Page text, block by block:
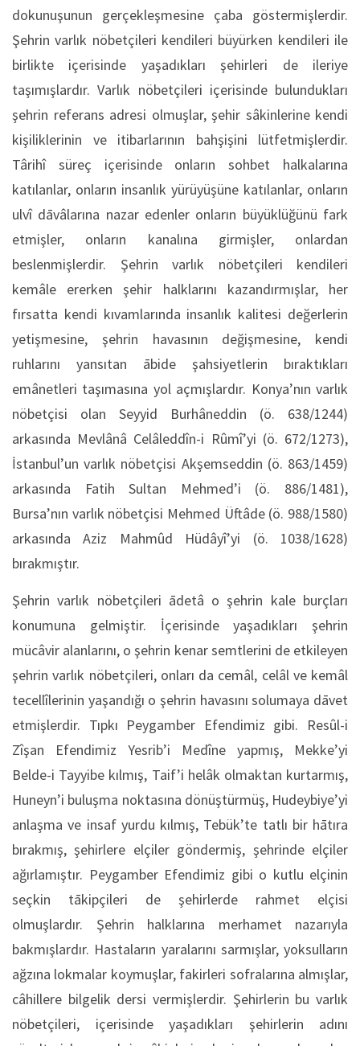
dokunuşunun gerçekleşmesine çaba göstermişlerdir.
Şehrin varlık nöbetçileri kendileri büyürken kendileri ile
birlikte içerisinde yaşadıkları şehirleri de ileriye
taşımışlardır. Varlık nöbetçileri içerisinde bulundukları
şehrin referans adresi olmuşlar, şehir sâkinlerine kendi
kişiliklerinin ve itibarlarının bahşişini lütfetmişlerdir.
Târihî süreç içerisinde onların sohbet halkalarına
katılanlar, onların insanlık yürüyüşüne katılanlar, onların
ulvî dāvâlarına nazar edenler onların büyüklüğünü fark
etmişler, onların kanalına girmişler, onlardan
beslenmişlerdir. Şehrin varlık nöbetçileri kendileri
kemâle ererken şehir halklarını kazandırmışlar, her
fırsatta kendi kıvamlarında insanlık kalitesi değerlerin
yetişmesine, şehrin havasının değişmesine, kendi
ruhlarını yansıtan ābide şahsiyetlerin bıraktıkları
emânetleri taşımasına yol açmışlardır. Konya’nın varlık
nöbetçisi olan Seyyid Burhâneddin (ö. 638/1244)
arkasında Mevlânâ Celâleddîn-i Rûmî’yi (ö. 672/1273),
İstanbul’un varlık nöbetçisi Akşemseddin (ö. 863/1459)
arkasında Fatih Sultan Mehmed’i (ö. 886/1481),
Bursa’nın varlık nöbetçisi Mehmed Üftâde (ö. 988/1580)
arkasındaAziz Mahmûd Hüdâyî’yi (ö. 1038/1628)
bırakmıştır.
Şehrin varlık nöbetçileri ādetâ o şehrin kale burçları
konumuna gelmiştir. İçerisinde yaşadıkları şehrin
mücâvir alanlarını, o şehrin kenar semtlerini de etkileyen
şehrin varlık nöbetçileri, onları da cemâl, celâl ve kemâl
tecellîlerinin yaşandığı o şehrin havasını solumaya dāvet
etmişlerdir. Tıpkı Peygamber Efendimiz gibi. Resûl-i
Zîşan Efendimiz Yesrib’i Medîne yapmış, Mekke’yi
Belde-i Tayyibe kılmış, Taif’i helâk olmaktan kurtarmış,
Huneyn’i buluşma noktasına dönüştürmüş, Hudeybiye’yi
anlaşma ve insaf yurdu kılmış, Tebük’te tatlı bir hātıra
bırakmış, şehirlere elçiler göndermiş, şehrinde elçiler
ağırlamıştır. Peygamber Efendimiz gibi o kutlu elçinin
seçkin tākipçileri de şehirlerde rahmet elçisi
olmuşlardır. Şehrin halklarına merhamet nazarıyla
bakmışlardır. Hastaların yaralarını sarmışlar, yoksulların
ağzına lokmalar koymuşlar, fakirleri sofralarına almışlar,
câhillere bilgelik dersi vermişlerdir. Şehirlerin bu varlık
nöbetçileri, içerisinde yaşadıkları şehirlerin adını